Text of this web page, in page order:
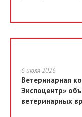
6 июля 2026
Ветеринарная
Экспоцентр»
ветеринарных